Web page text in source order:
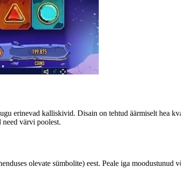
erinevad kalliskivid. Disain on tehtud äärmiselt hea
värvi poolest.
olevate sümbolite) eest. Peale iga